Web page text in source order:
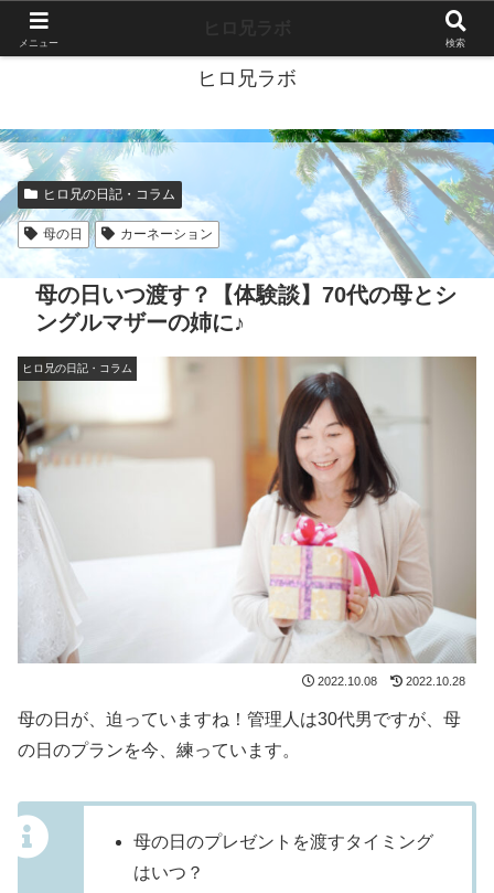
ヒロ兄ラボ
ヒロ兄の日記・コラム
母の日 カーネーション
母の日いつ渡す？【体験談】70代の母とシ
ングルマザーの姉に♪
ヒロ兄の日記・コラム
2022.10.08 2022.10.28
母の日が、迫っていますね！管理人は30代男ですが、母
の日のプランを今、練っています。
母の日のプレゼントを渡すタイミング
はいつ？
メニュー 検索